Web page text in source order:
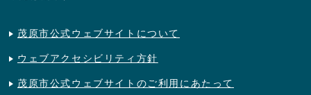
茂原市公式ウェブサイトについて
ウェブアクセシビリティ方針
茂原市公式ウェブサイトのご利用にあたって